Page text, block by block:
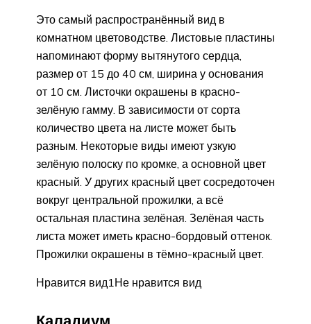
Это самый распространённый вид в
комнатном цветоводстве. Листовые пластины
напоминают форму вытянутого сердца,
размер от 15 до 40 см, ширина у основания
от 10 см. Листочки окрашены в красно-
зелёную гамму. В зависимости от сорта
количество цвета на листе может быть
разным. Некоторые виды имеют узкую
зелёную полоску по кромке, а основной цвет
красный. У других красный цвет сосредоточен
вокруг центральной прожилки, а всё
остальная пластина зелёная. Зелёная часть
листа может иметь красно-бордовый оттенок.
Прожилки окрашены в тёмно-красный цвет.
Нравится вид1Не нравится вид